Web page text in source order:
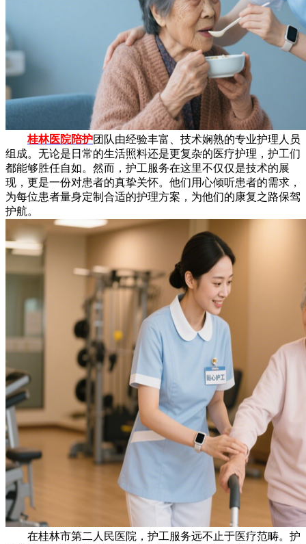
桂林医院陪护团队由经验丰富、技术娴熟的专业护理人员
组成。无论是日常的生活照料还是更复杂的医疗护理，护工们
都能够胜任自如。然而，护工服务在这里不仅仅是技术的展
现，更是一份对患者的真挚关怀。他们用心倾听患者的需求，
为每位患者量身定制合适的护理方案，为他们的康复之路保驾
护航。
在桂林市第二人民医院，护工服务远不止于医疗范畴。护